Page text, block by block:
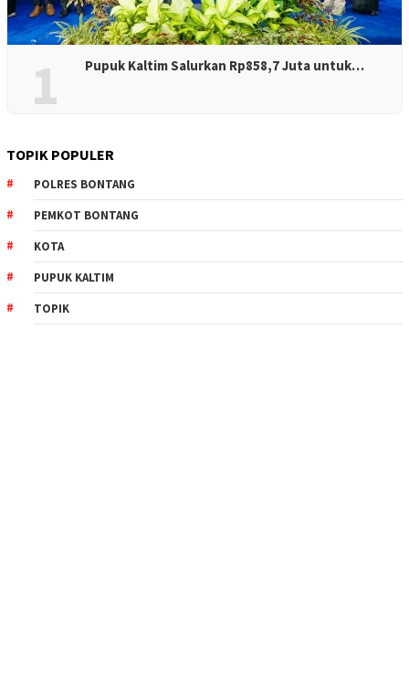
1 Pupuk Kaltim Salurkan Rp858,7 Juta untuk…
TOPIK POPULER
POLRES BONTANG
PEMKOT BONTANG
KOTA
PUPUK KALTIM
TOPIK